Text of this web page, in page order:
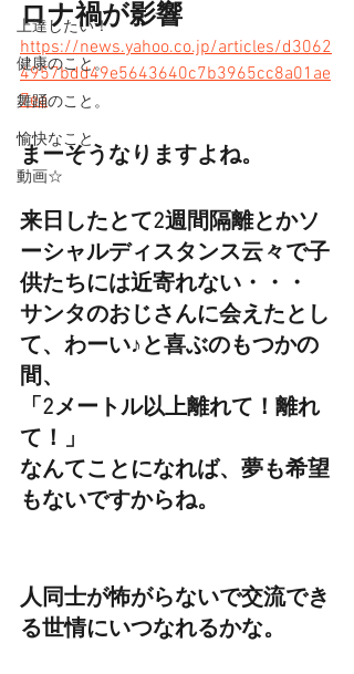
上達したい！
健康のこと。
舞踊のこと。
愉快なこと
動画☆
ロナ禍が影響
https://news.yahoo.co.jp/articles/d3062
4957bdd49e5643640c7b3965cc8a01ae
7ea
まーそうなりますよね。
来日したとて2週間隔離とかソ
ーシャルディスタンス云々で子
供たちには近寄れない・・・
サンタのおじさんに会えたとし
て、わーい♪と喜ぶのもつかの
間、
「2メートル以上離れて！離れ
て！」
なんてことになれば、夢も希望
もないですからね。
人同士が怖がらないで交流でき
る世情にいつなれるかな。